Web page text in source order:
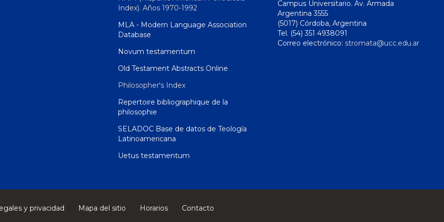
Index). Años 1970-1992
MLA - Modern Language Association
Database
Novum testamentum
Old Testament Abstracts Online
Philosopher's Index
Repertoire bibliographique de la
philosophie
SELADOC Base de datos de Teología
Latinoamericana
Uetus testamentum
Campus Universitario. Av. Armada
Argentina 3555
(5017) Córdoba, Argentina
Tel. (54) 351 4938091
Correo electrónico: stromata@ucc.edu.ar
y privacidad Mapa del sitio Horarios
Contacto